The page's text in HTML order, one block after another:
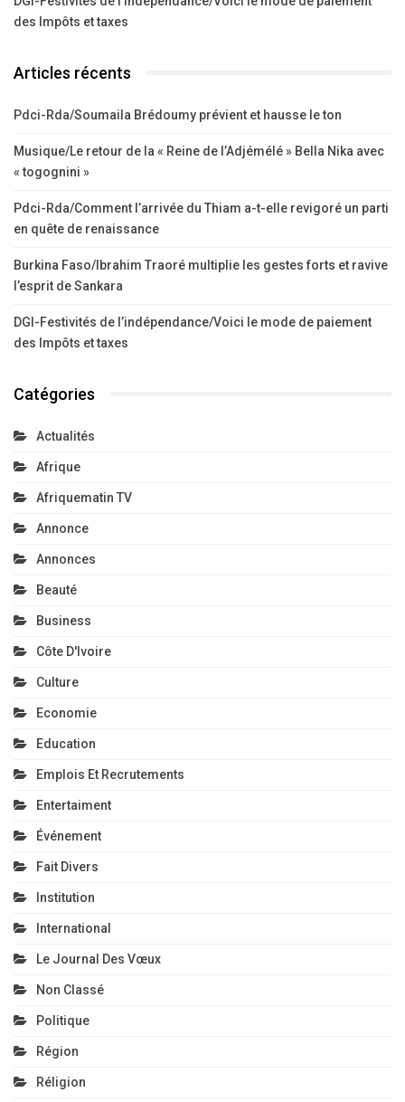
des Impôts et taxes
Articles récents
Pdci-Rda/Soumaila Brédoumy prévient et hausse le ton
Musique/Le retour de la « Reine de l’Adjémélé » Bella Nika avec
« togognini »
Pdci-Rda/Comment l’arrivée du Thiam a-t-elle revigoré un parti
en quête de renaissance
Burkina Faso/Ibrahim Traoré multiplie les gestes forts et ravive
l’esprit de Sankara
DGI-Festivités de l’indépendance/Voici le mode de paiement
des Impôts et taxes
Catégories
Actualités
Afrique
Afriquematin TV
Annonce
Annonces
Beauté
Business
Côte D'Ivoire
Culture
Economie
Education
Emplois Et Recrutements
Entertaiment
Événement
Fait Divers
Institution
International
Le Journal Des Vœux
Non Classé
Politique
Région
Réligion